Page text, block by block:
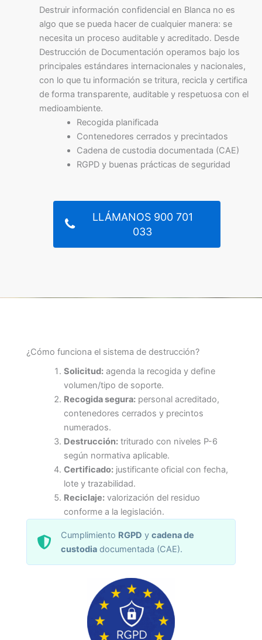
Destruir información confidencial en Blanca no es
algo que se pueda hacer de cualquier manera: se
necesita un proceso auditable y acreditado. Desde
Destrucción de Documentación operamos bajo los
principales estándares internacionales y nacionales,
con lo que tu información se tritura, recicla y certifica
de forma transparente, auditable y respetuosa con el
medioambiente.
Recogida planificada
Contenedores cerrados y precintados
Cadena de custodia documentada (CAE)
RGPD y buenas prácticas de seguridad
LLÁMANOS 900 701
033
¿Cómo funciona el sistema de destrucción?
Solicitud:agenda la recogida y define
volumen/tipo de soporte.
Recogida segura:personal acreditado,
contenedores cerrados y precintos
numerados.
Destrucción:triturado con niveles P-6
según normativa aplicable.
Certificado:justificante oficial con fecha,
lote y trazabilidad.
Reciclaje:valorización del residuo
conforme a la legislación.
Cumplimiento RGPD ycadena de
custodia documentada (CAE).